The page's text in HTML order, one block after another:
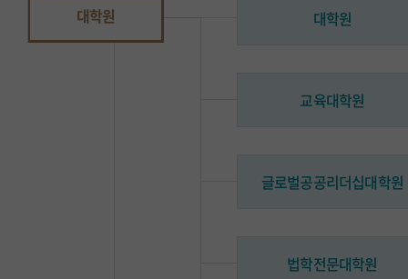
대학원 대학원
교육대학원
글로벌공공리더십대학원
법학전문대학원